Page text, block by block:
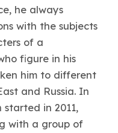
he always
with the subjects
of a
figure in his
him to different
and Russia. In
in 2011,
with a group of